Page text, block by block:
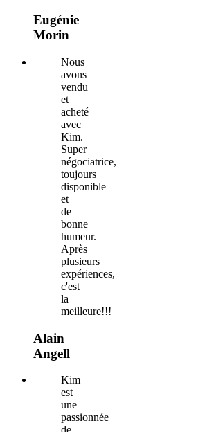
Eugénie
Morin
Nous
avons
vendu
et
acheté
avec
Kim.
Super
négociatrice,
toujours
disponible
et
de
bonne
humeur.
Après
plusieurs
expériences,
c'est
la
meilleure!!!
Alain
Angell
Kim
est
une
passionnée